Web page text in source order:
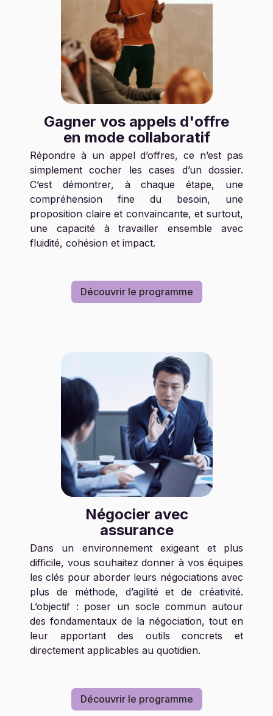
Gagner vos appels d'offre
en mode collaboratif
Répondre à un appel d’offres, ce n’est pas
simplement cocher les cases d’un dossier.
C’est démontrer, à chaque étape, une
compréhension fine du besoin, une
proposition claire et convaincante, et surtout,
une capacité à travailler ensemble avec
fluidité, cohésion et impact.
Découvrir le programme
Négocier avec
assurance
Dans un environnement exigeant et plus
difficile, vous souhaitez donner à vos équipes
les clés pour aborder leurs négociations avec
plus de méthode, d’agilité et de créativité.
L’objectif : poser un socle commun autour
des fondamentaux de la négociation, tout en
leur apportant des outils concrets et
directement applicables au quotidien.
Découvrir le programme